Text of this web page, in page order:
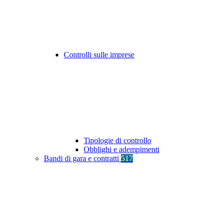
Controlli sulle imprese
Tipologie di controllo
Obblighi e adempimenti
Bandi di gara e contratti 517